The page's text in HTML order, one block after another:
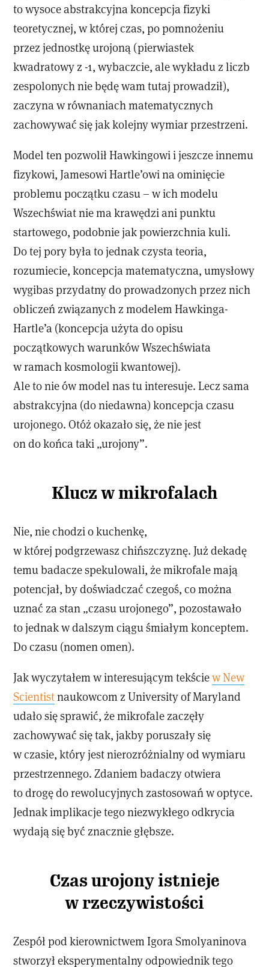
to wysoce abstrakcyjna koncepcja fizyki
teoretycznej, w której czas, po pomnożeniu
przez jednostkę urojoną (pierwiastek
kwadratowy z -1, wybaczcie, ale wykładu z liczb
zespolonych nie będę wam tutaj prowadził),
zaczyna w równaniach matematycznych
zachowywać się jak kolejny wymiar przestrzeni.
Model ten pozwolił Hawkingowi i jeszcze innemu
fizykowi, Jamesowi Hartle’owi na ominięcie
problemu początku czasu – w ich modelu
Wszechświat nie ma krawędzi ani punktu
startowego, podobnie jak powierzchnia kuli.
Do tej pory była to jednak czysta teoria,
rozumiecie, koncepcja matematyczna, umysłowy
wygibas przydatny do prowadzonych przez nich
obliczeń związanych z modelem Hawkinga-
Hartle’a (koncepcja użyta do opisu
początkowych warunków Wszechświata
w ramach kosmologii kwantowej).
Ale to nie ów model nas tu interesuje. Lecz sama
abstrakcyjna (do niedawna) koncepcja czasu
urojonego. Otóż okazało się, że nie jest
on do końca taki „urojony”.
Klucz w mikrofalach
Nie, nie chodzi o kuchenkę,
w której podgrzewasz chińszczyznę. Już dekadę
temu badacze spekulowali, że mikrofale mają
potencjał, by doświadczać czegoś, co można
uznać za stan „czasu urojonego”, pozostawało
to jednak w dalszym ciągu śmiałym konceptem.
Do czasu (nomen omen).
Jak wyczytałem w interesującym tekściew New
Scientistnaukowcom z University of Maryland
udało się sprawić, że mikrofale zaczęły
zachowywać się tak, jakby poruszały się
w czasie, który jest nierozróżnialny od wymiaru
przestrzennego. Zdaniem badaczy otwiera
to drogę do rewolucyjnych zastosowań w optyce.
Jednak implikacje tego niezwykłego odkrycia
wydają się być znacznie głębsze.
Czas urojony istnieje
w rzeczywistości
Zespół pod kierownictwem Igora Smolyaninova
stworzył eksperymentalny odpowiednik tego